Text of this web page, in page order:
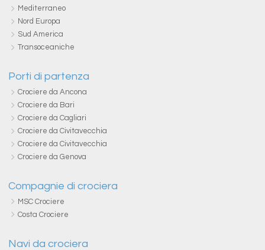
Mediterraneo
Nord Europa
Sud America
Transoceaniche
Porti di partenza
Crociere da Ancona
Crociere da Bari
Crociere da Cagliari
Crociere da Civitavecchia
Crociere da Civitavecchia
Crociere da Genova
Compagnie di crociera
MSC Crociere
Costa Crociere
Navi da crociera